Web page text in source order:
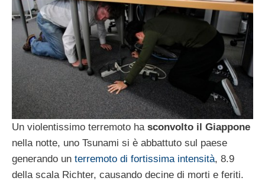
Un violentissimo terremoto ha sconvolto il Giappone
nella notte, uno Tsunami si è abbattuto sul paese
generando un terremoto di fortissima intensità, 8.9
della scala Richter, causando decine di morti e feriti.